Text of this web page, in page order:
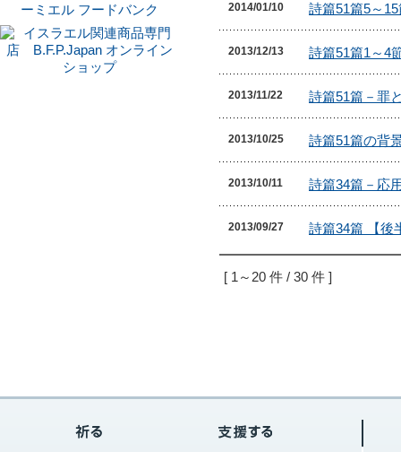
2014/01/10
2013/12/13
2013/11/22
2013/10/25
2013/10/11
2013/09/27
[ 1～20 件 / 30 件 ]